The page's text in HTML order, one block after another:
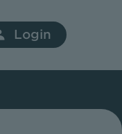
Login